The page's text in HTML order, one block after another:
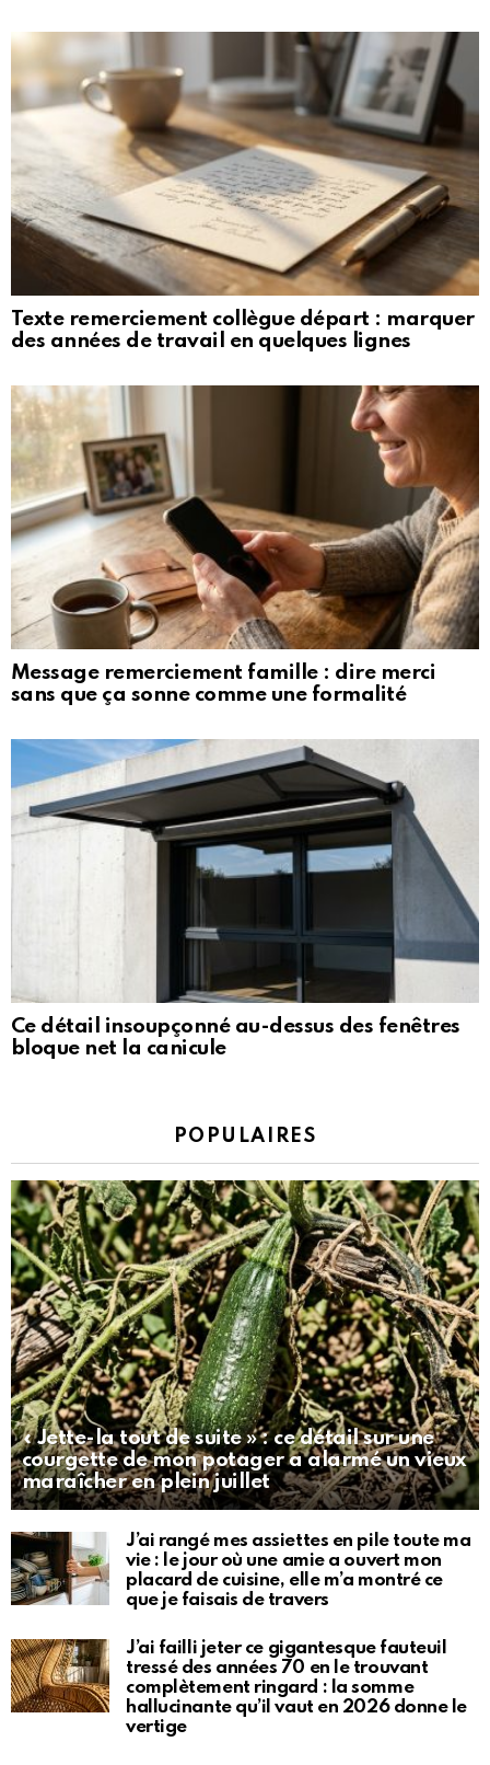
Texte remerciement collègue départ : marquer
des années de travail en quelques lignes
Message remerciement famille : dire merci
sans que ça sonne comme une formalité
Ce détail insoupçonné au-dessus des fenêtres
bloque net la canicule
POPULAIRES
« Jette-la tout de suite » : ce détail sur une
courgette de mon potager a alarmé un vieux
maraîcher en plein juillet
J’ai rangé mes assiettes en pile toute ma
vie : le jour où une amie a ouvert mon
placard de cuisine, elle m’a montré ce
que je faisais de travers
J’ai failli jeter ce gigantesque fauteuil
tressé des années 70 en le trouvant
complètement ringard : la somme
hallucinante qu’il vaut en 2026 donne le
vertige